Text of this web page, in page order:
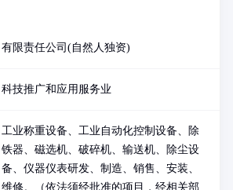
有限责任公司(自然人独资)
科技推广和应用服务业
工业称重设备、工业自动化控制设备、除
铁器、磁选机、破碎机、输送机、除尘设
备、仪器仪表研发、制造、销售、安装、
维修。（依法须经批准的项目，经相关部